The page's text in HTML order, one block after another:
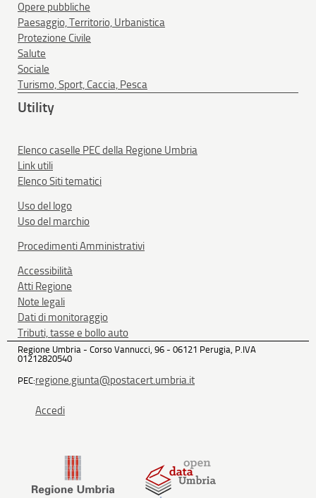
Opere pubbliche
Paesaggio, Territorio, Urbanistica
Protezione Civile
Salute
Sociale
Turismo, Sport, Caccia, Pesca
Utility
Elenco caselle PEC della Regione Umbria
Link utili
Elenco Siti tematici
Uso del logo
Uso del marchio
Procedimenti Amministrativi
Accessibilità
Atti Regione
Note legali
Dati di monitoraggio
Tributi, tasse e bollo auto
Regione Umbria - Corso Vannucci, 96 - 06121 Perugia, P.IVA
01212820540
PEC:regione.giunta@postacert.umbria.it
Accedi